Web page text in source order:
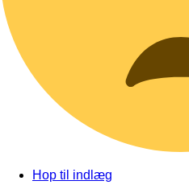
Hop til indlæg